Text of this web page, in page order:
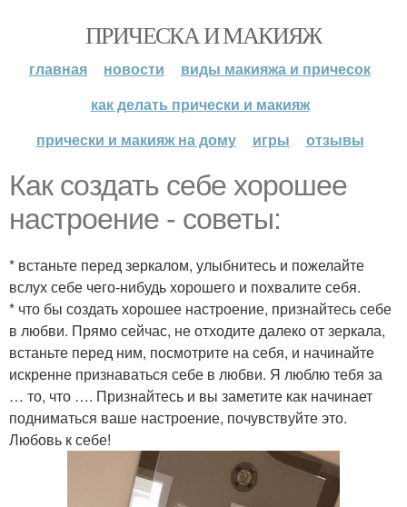
ПРИЧЕСКА И МАКИЯЖ
главная новости
виды макияжа и причесок
как делать прически и макияж
прически и макияж на дому
игры отзывы
Как создать себе хорошее
настроение - советы:
* встаньте перед зеркалом, улыбнитесь и пожелайте
вслух себе чего-нибудь хорошего и похвалите себя.
* что бы создать хорошее настроение, признайтесь себе
в любви. Прямо сейчас, не отходите далеко от зеркала,
встаньте перед ним, посмотрите на себя, и начинайте
искренне признаваться себе в любви. Я люблю тебя за
… то, что …. Признайтесь и вы заметите как начинает
подниматься ваше настроение, почувствуйте это.
Любовь к себе!